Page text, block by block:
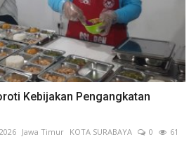
Kebijakan Pengangkatan
Jawa Timur KOTA SURABAYA 0
61